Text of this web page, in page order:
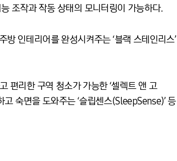
조작과 작동 상태의 모니터링이 가능하다.
인테리어를 완성시켜주는 ‘블랙 스테인리스’
편리한 구역 청소가 가능한 ‘셀렉트 앤 고
숙면을 도와주는 ‘슬립센스(SleepSense)’ 등